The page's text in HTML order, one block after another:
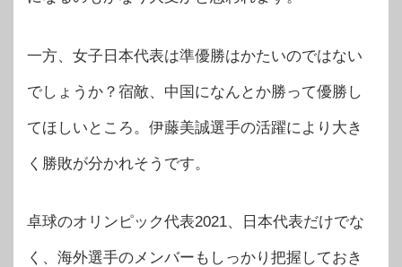
一方、女子日本代表は準優勝はかたいのではない
でしょうか？宿敵、中国になんとか勝って優勝し
てほしいところ。伊藤美誠選手の活躍により大き
く勝敗が分かれそうです。
卓球のオリンピック代表2021、日本代表だけでな
く、海外選手のメンバーもしっかり把握しておき